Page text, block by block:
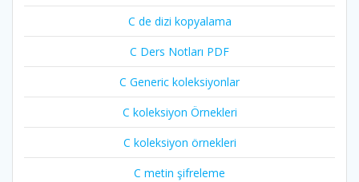
C de dizi kopyalama
C Ders Notları PDF
C Generic koleksiyonlar
C koleksiyon Örnekleri
C koleksiyon örnekleri
C metin şifreleme